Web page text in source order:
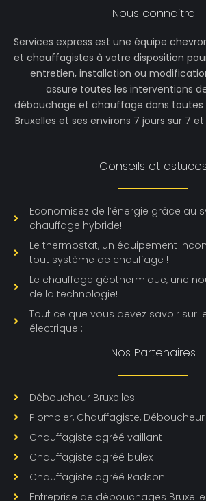
Nous connaitre
Services express est une équipe
et chauffagistes à votre disposition
entretien, installation ou
assure toutes les interventions
débouchage et chauffage dans toutes
Bruxelles et ses environs 7 jours sur 7
Conseils et astuces
Economisez de l’énergie grâce au
chauffage hybride!
Le thermostat, un équipement
tout système de chauffage !
Le chauffage géothermique, une
de la technologie!
Tout ce que vous devez savoir sur
électrique :
Nos Partenaires
Déboucheur Bruxelles
Plombier, Chauffagiste, Déboucheur
Chauffagiste agréé vaillant
Chauffagiste agréé bulex
Chauffagiste agréé Radson
Entreprise de débouchages